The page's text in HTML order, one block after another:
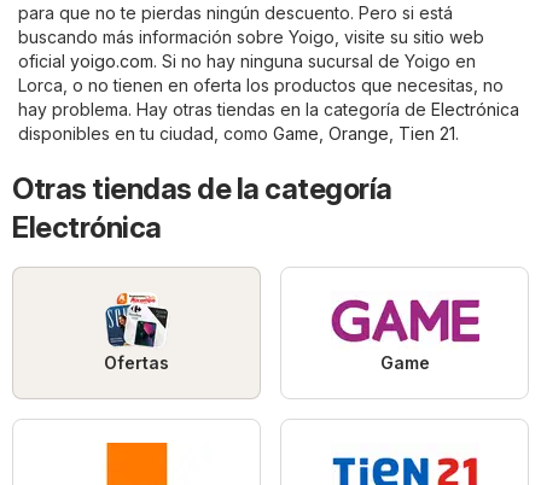
para que no te pierdas ningún descuento. Pero si está
buscando más información sobre Yoigo, visite su sitio web
oficial yoigo.com. Si no hay ninguna sucursal de Yoigo en
Lorca, o no tienen en oferta los productos que necesitas, no
hay problema. Hay otras tiendas en la categoría de Electrónica
disponibles en tu ciudad, como Game Orange Tien 21.
Otras tiendas de la categoría
Electrónica
Ofertas Game